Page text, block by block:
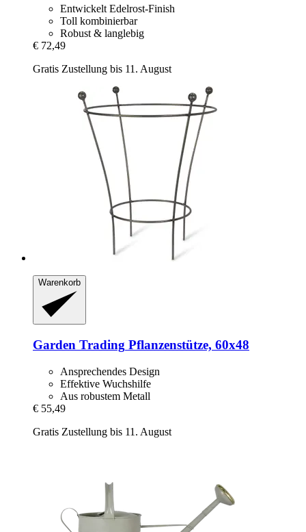
Entwickelt Edelrost-Finish
Toll kombinierbar
Robust & langlebig
€ 72,49
Gratis Zustellung bis 11. August
Warenkorb
Garden Trading Pflanzenstütze, 60x48
Ansprechendes Design
Effektive Wuchshilfe
Aus robustem Metall
€ 55,49
Gratis Zustellung bis 11. August